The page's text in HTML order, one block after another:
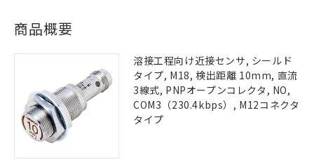
商品概要
溶接工程向け近接センサ, シールド
タイプ, M18, 検出距離 10mm, 直流
3線式, PNPオープンコレクタ, NO,
COM3（230.4kbps）, M12コネクタ
タイプ